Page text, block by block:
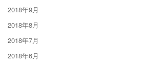
2018年9月
2018年8月
2018年7月
2018年6月